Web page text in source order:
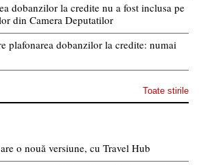
dobanzilor la credite nu a fost inclusa pe
din Camera Deputatilor
plafonarea dobanzilor la credite: numai
Toate stirile
o nouă versiune, cu Travel Hub